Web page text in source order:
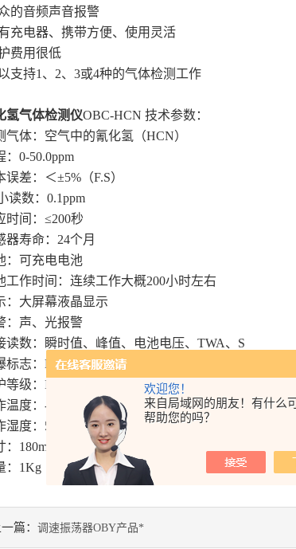
欢迎您！
来自局域网的朋友！有什么
帮助您的吗？
的音频声音报警
充电器、携带方便、使用灵活
费用很低
支持1、2、3或4种的气体检测工作
氢气体检测仪OBC-HCN 技术参数：
气体：空气中的氰化氢（HCN）
：0-50.0ppm
误差：＜±5%（F.S）
读数：0.1ppm
时间：≤200秒
器寿命：24个月
：可充电电池
工作时间：连续工作大概200小时左右
：大屏幕液晶显示
：声、光报警
读数：瞬时值、峰值、电池电压、TWA、S
标志：Ex ibdIICT3
等级：IP45
温度：-10∽45℃
湿度：5-90%RH
：180mm（长）×110mm（宽）×80mm（厚）
：1Kg（带充电器）
一篇： 调速振荡器OBY产品*